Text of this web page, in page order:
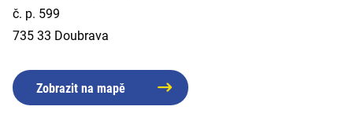
č. p. 599
735 33 Doubrava
Zobrazit na mapě